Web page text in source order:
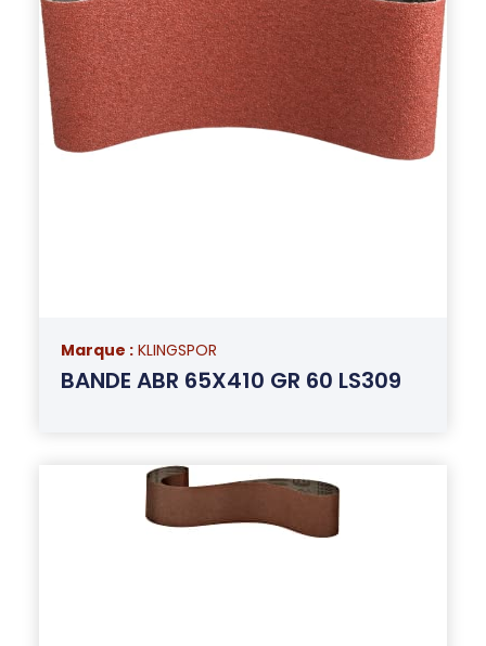
Marque : KLINGSPOR
BANDE ABR 65X410 GR 60 LS309